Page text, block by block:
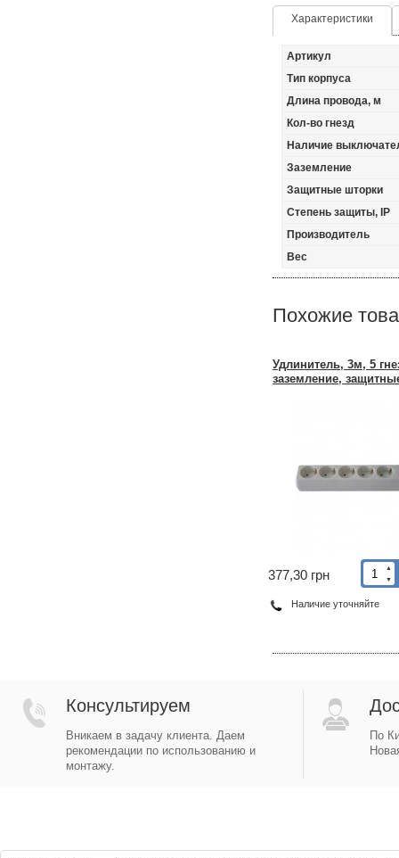
Характеристики
Артикул
Тип корпуса
Длина провода, м
Кол-во гнезд
Наличие
Заземление
Защитные шторки
Степень защиты, IP
Производитель
Вес
Похожие
Удлинитель, 3м, 5
заземление,
377,30 грн
▲
▼
Наличие уточняйте
Консультируем
Вникаем в задачу клиента. Даем
рекомендации по использованию и
монтажу.
По